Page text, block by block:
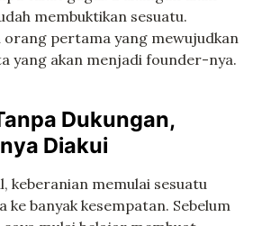
membuktikan sesuatu.
orang pertama yang mewujudkan
yang akan menjadi founder-nya.
Dukungan,
Diakui
keberanian memulai sesuatu
ke banyak kesempatan. Sebelum